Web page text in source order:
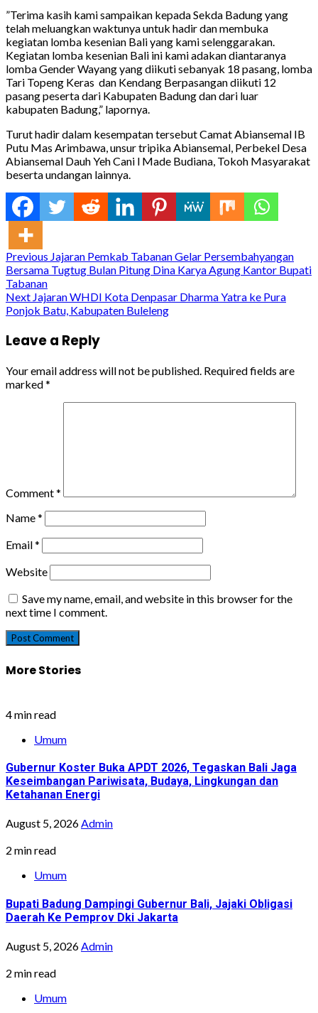
”Terima kasih kami sampaikan kepada Sekda Badung yang
telah meluangkan waktunya untuk hadir dan membuka
kegiatan lomba kesenian Bali yang kami selenggarakan.
Kegiatan lomba kesenian Bali ini kami adakan diantaranya
lomba Gender Wayang yang diikuti sebanyak 18 pasang, lomba
Tari Topeng Keras dan Kendang Berpasangan diikuti 12
pasang peserta dari Kabupaten Badung dan dari luar
kabupaten Badung,” lapornya.
Turut hadir dalam kesempatan tersebut Camat Abiansemal IB
Putu Mas Arimbawa, unsur tripika Abiansemal, Perbekel Desa
Abiansemal Dauh Yeh Cani l Made Budiana, Tokoh Masyarakat
beserta undangan lainnya.
Continue
Reading
Previous Jajaran Pemkab Tabanan Gelar Persembahyangan
Bersama Tugtug Bulan Pitung Dina Karya Agung Kantor Bupati
Tabanan
Next Jajaran WHDI Kota Denpasar Dharma Yatra ke Pura
Ponjok Batu, Kabupaten Buleleng
Leave a Reply
Your email address will not be published. Required fields are
marked*
Comment*
Name*
Email*
Website
Save my name, email, and website in this browser for the
next time I comment.
More Stories
4 min read
Umum
Gubernur Koster Buka APDT 2026, Tegaskan Bali Jaga
Keseimbangan Pariwisata, Budaya, Lingkungan dan
Ketahanan Energi
August 5, 2026Admin
2 min read
Umum
Bupati Badung Dampingi Gubernur Bali, Jajaki Obligasi
Daerah Ke Pemprov Dki Jakarta
August 5, 2026Admin
2 min read
Umum